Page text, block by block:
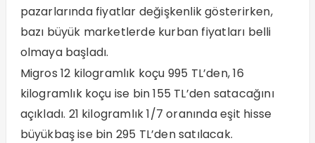
pazarlarında fiyatlar değişkenlik gösterirken,
bazı büyük marketlerde kurban fiyatları belli
olmaya başladı.
Migros 12 kilogramlık koçu 995 TL’den, 16
kilogramlık koçu ise bin 155 TL’den satacağını
açıkladı. 21 kilogramlık 1/7 oranında eşit hisse
büyükbaş ise bin 295 TL’den satılacak.